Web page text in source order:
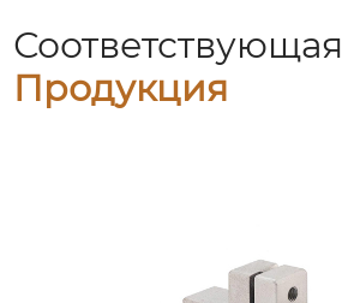
Соответствующая
Продукция